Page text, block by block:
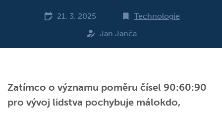
21. 3. 2025
Technologie
Jan Janča
Zatímco o významu poměru čísel 90:60:90
pro vývoj lidstva pochybuje málokdo,